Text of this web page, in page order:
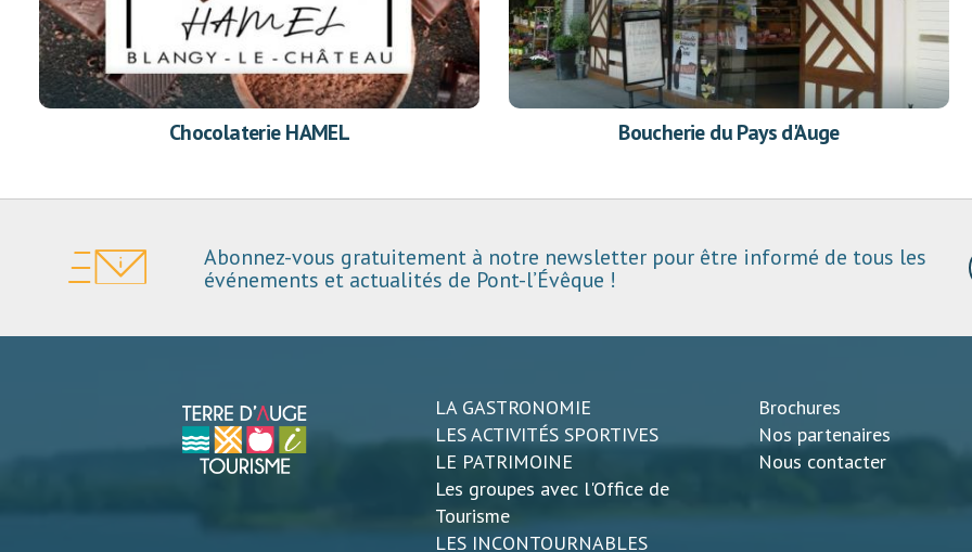
Chocolaterie HAMEL Boucherie du Pays d'Auge
Abonnez-vous gratuitement à notre newsletter pour être informé de tous les
événements et actualités de Pont-l’Évêque !
LA GASTRONOMIE
LES ACTIVITÉS SPORTIVES
LE PATRIMOINE
Les groupes avec l'Office de
Tourisme
LES INCONTOURNABLES
Brochures
Nos partenaires
Nous contacter